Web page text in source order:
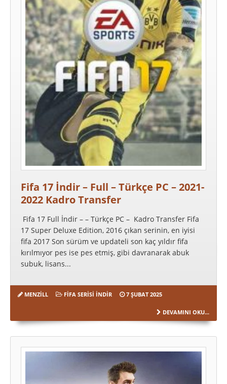
Fifa 17 İndir – Full – Türkçe PC – 2021-
2022 Kadro Transfer
Fifa 17 Full İndir – – Türkçe PC – Kadro Transfer Fifa
17 Super Deluxe Edition, 2016 çıkan serinin, en iyisi
fifa 2017 Son sürüm ve updateli son kaç yıldır fifa
kırılmıyor pes ise pes etmiş, gibi davranarak abuk
subuk, lisans...
MENZILL FIFA SERISI İNDIR 7 ŞUBAT 2025
DEVAMINI OKU...